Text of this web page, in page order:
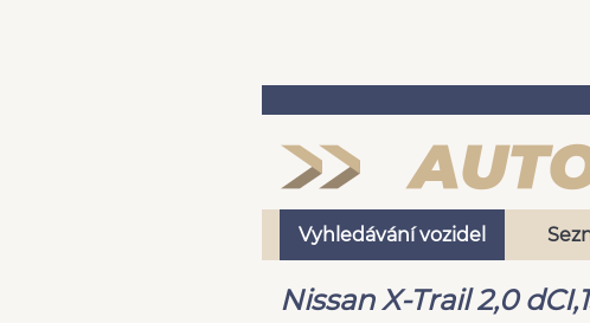
Vyhledávání vozidel
Nissan X-Trail 2,0